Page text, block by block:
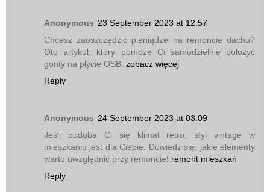
Anonymous 23 September 2023 at 12:57
Chcesz zaoszczędzić pieniądze na remoncie dachu?
Oto artykuł, który pomoże Ci samodzielnie położyć
gonty na płycie OSB. zobacz więcej
Reply
Anonymous 24 September 2023 at 03:09
Jeśli podoba Ci się klimat retro, styl vintage w
mieszkaniu jest dla Ciebie. Dowiedz się, jakie elementy
warto uwzględnić przy remoncie! remont mieszkań
Reply